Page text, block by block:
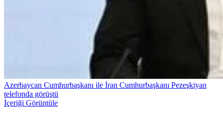
Azerbaycan Cumhurbaşkanı ile İran Cumhurbaşkanı Pezeşkiyan
telefonda görüştü
İçeriği Görüntüle